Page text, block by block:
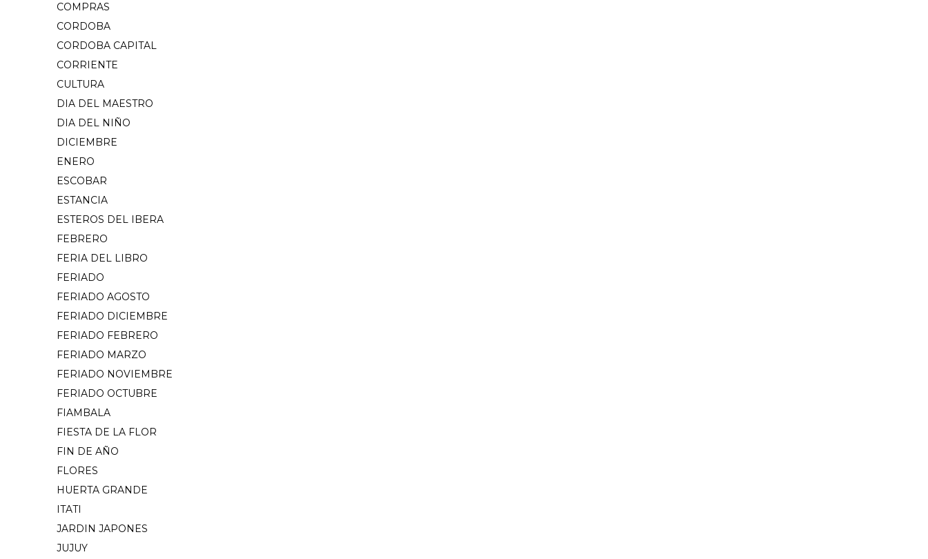
COMPRAS
CORDOBA
CORDOBA CAPITAL
CORRIENTE
CULTURA
DIA DEL MAESTRO
DIA DEL NIÑO
DICIEMBRE
ENERO
ESCOBAR
ESTANCIA
ESTEROS DEL IBERA
FEBRERO
FERIA DEL LIBRO
FERIADO
FERIADO AGOSTO
FERIADO DICIEMBRE
FERIADO FEBRERO
FERIADO MARZO
FERIADO NOVIEMBRE
FERIADO OCTUBRE
FIAMBALA
FIESTA DE LA FLOR
FIN DE AÑO
FLORES
HUERTA GRANDE
ITATI
JARDIN JAPONES
JUJUY